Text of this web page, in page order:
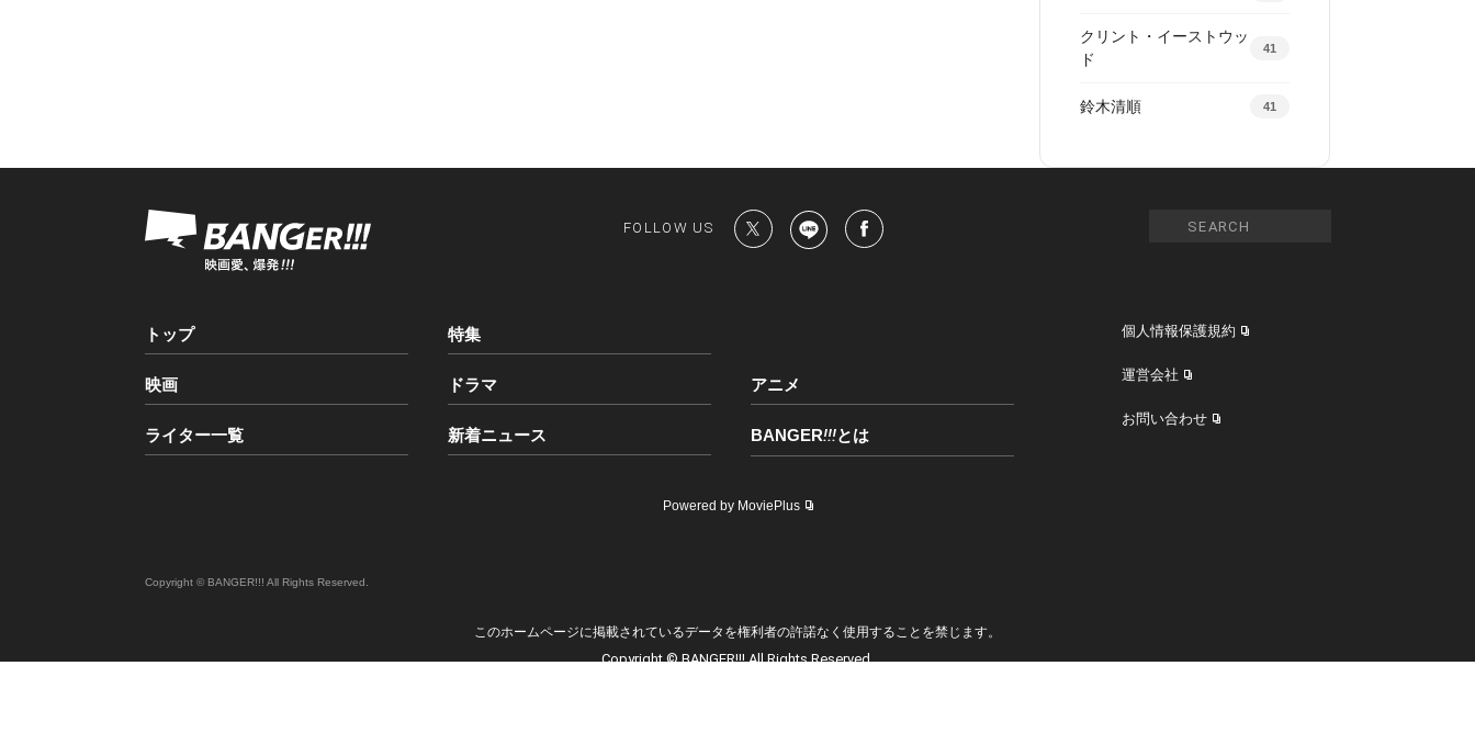
クリント・イーストウッ
ド
41
鈴木清順 41
FOLLOW US
トップ 特集
映画 ドラマ アニメ
ライター一覧 新着ニュース BANGER!!!とは
個人情報保護規約
運営会社
お問い合わせ
Powered by MoviePlus
Copyright © BANGER!!! All Rights Reserved.
このホームページに掲載されているデータを権利者の許諾なく使用することを禁じます。
Copyright © BANGER!!! All Rights Reserved.